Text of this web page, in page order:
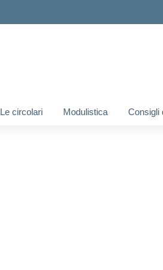
Le circolari Modulistica Consigli